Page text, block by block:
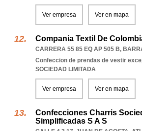
Ver empresa Ver en mapa
Compania Textil De
CARRERA 55 85 EQ AP 505 B,
Confeccion de prendas de vestir
SOCIEDAD LIMITADA
Ver empresa Ver en mapa
Confecciones Charris
Simplificadas S A S